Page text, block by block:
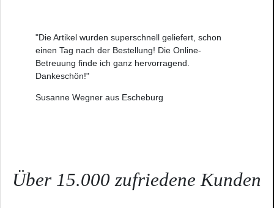
"Die Artikel wurden superschnell geliefert, schon
einen Tag nach der Bestellung! Die Online-
Betreuung finde ich ganz hervorragend.
Dankeschön!"
Susanne Wegner aus Escheburg
Über 15.000 zufriedene Kunden